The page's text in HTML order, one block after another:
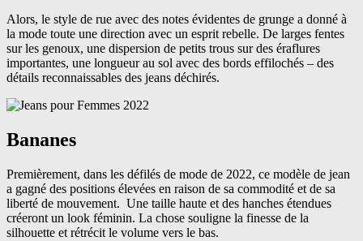
Alors, le style de rue avec des notes évidentes de grunge a donné à
la mode toute une direction avec un esprit rebelle. De larges fentes
sur les genoux, une dispersion de petits trous sur des éraflures
importantes, une longueur au sol avec des bords effilochés – des
détails reconnaissables des jeans déchirés.
Bananes
Premièrement, dans les défilés de mode de 2022, ce modèle de jean
a gagné des positions élevées en raison de sa commodité et de sa
liberté de mouvement. Une taille haute et des hanches étendues
créeront un look féminin. La chose souligne la finesse de la
silhouette et rétrécit le volume vers le bas.